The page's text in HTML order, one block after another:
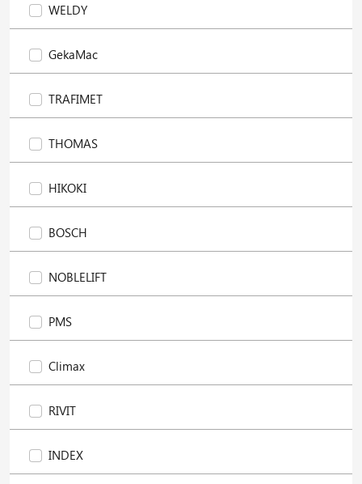
WELDY
GekaMac
TRAFIMET
THOMAS
HIKOKI
BOSCH
NOBLELIFT
PMS
Climax
RIVIT
INDEX